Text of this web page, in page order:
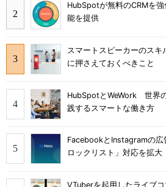
HubSpotが無料のCRMを
能を提供
スマートスピーカーのス
に押さえておくべきこと
HubSpotとWeWork 世界
践するスマートな働き方
FacebookとInstagramの
ロックリスト」対応を拡大
VTuberを起用したライブ